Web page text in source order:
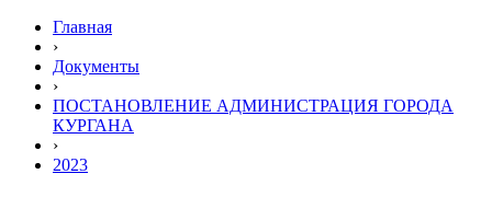
Главная
›
Документы
›
ПОСТАНОВЛЕНИЕ АДМИНИСТРАЦИЯ ГОРОДА
КУРГАНА
›
2023